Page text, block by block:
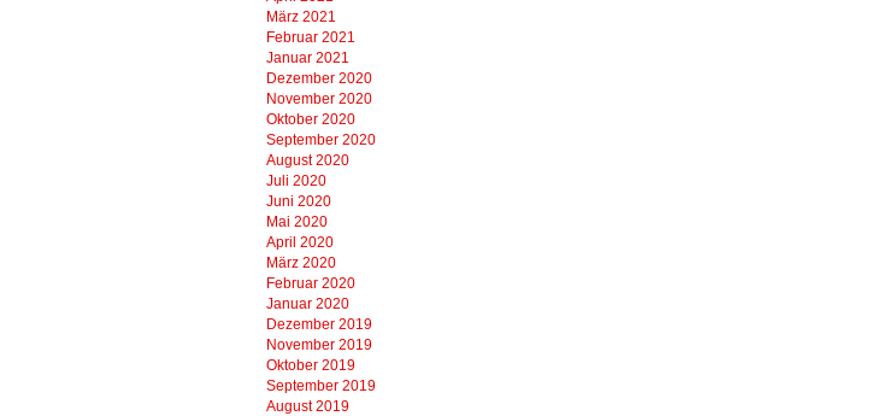
März 2021
Februar 2021
Januar 2021
Dezember 2020
November 2020
Oktober 2020
September 2020
August 2020
Juli 2020
Juni 2020
Mai 2020
April 2020
März 2020
Februar 2020
Januar 2020
Dezember 2019
November 2019
Oktober 2019
September 2019
August 2019